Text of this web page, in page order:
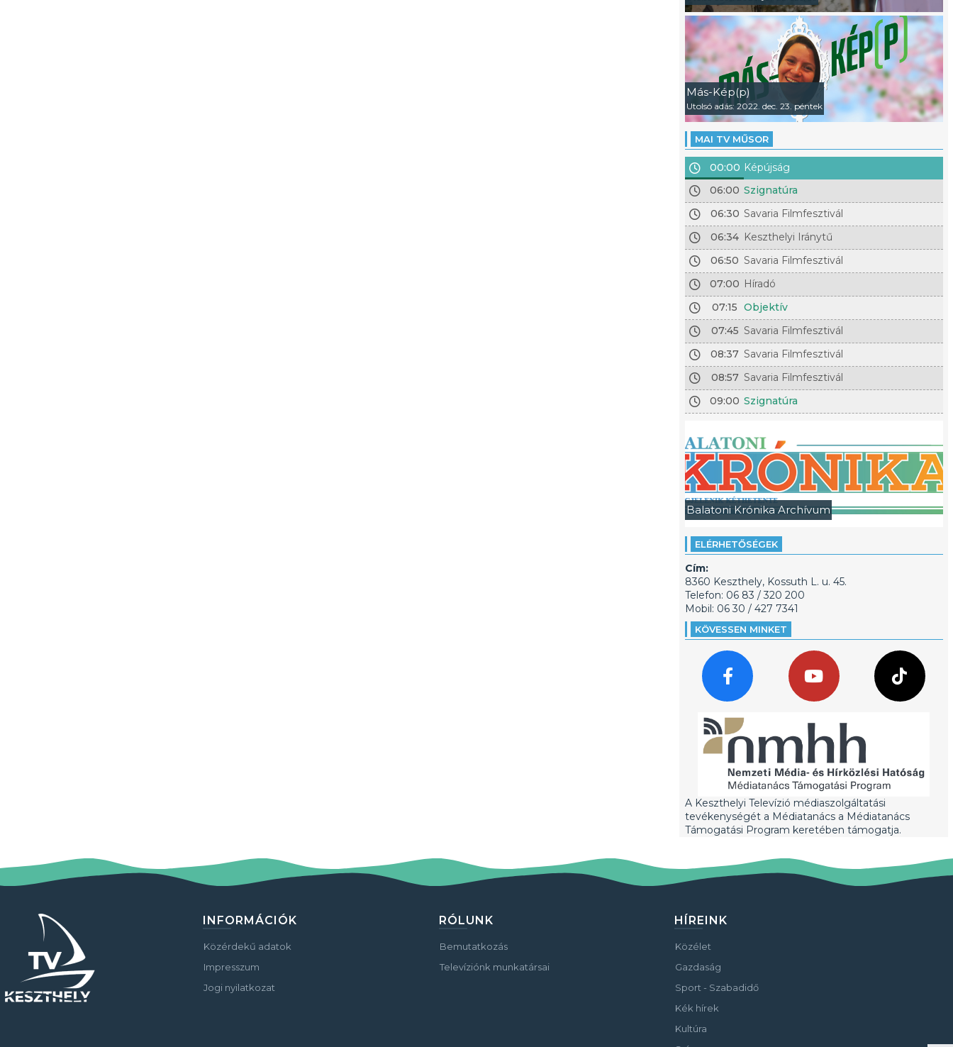
Más-Kép(p)
Utolsó adás: 2022. dec. 23. péntek
MAI TV MŰSOR
00:00 Képújság
06:00 Szignatúra
06:30 Savaria Filmfesztivál
06:34 Keszthelyi Iránytű
06:50 Savaria Filmfesztivál
07:00 Híradó
07:15 Objektív
07:45 Savaria Filmfesztivál
08:37 Savaria Filmfesztivál
08:57 Savaria Filmfesztivál
09:00 Szignatúra
Balatoni Krónika Archívum
ELÉRHETŐSÉGEK
Cím:
8360 Keszthely, Kossuth L. u. 45.
Telefon: 06 83 / 320 200
Mobil: 06 30 / 427 7341
KÖVESSEN MINKET
A Keszthelyi Televízió médiaszolgáltatási
tevékenységét a Médiatanács a Médiatanács
Támogatási Program keretében támogatja.
INFORMÁCIÓK
Közérdekű adatok
Impresszum
Jogi nyilatkozat
RÓLUNK
Bemutatkozás
Televíziónk munkatársai
HÍREINK
Közélet
Gazdaság
Sport - Szabadidő
Kék hírek
Kultúra